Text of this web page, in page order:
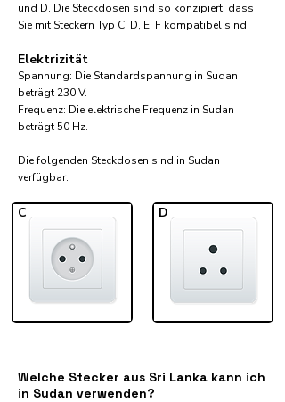
und D. Die Steckdosen sind so konzipiert, dass
Sie mit Steckern Typ C, D, E, F kompatibel sind.
Elektrizität
Spannung: Die Standardspannung in Sudan
beträgt 230 V.
Frequenz: Die elektrische Frequenz in Sudan
beträgt 50 Hz.
Die folgenden Steckdosen sind in Sudan
verfügbar:​
C D
Welche Stecker aus Sri Lanka kann ich
in Sudan verwenden?